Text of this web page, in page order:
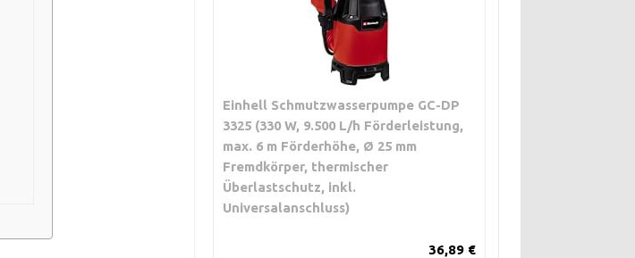
Einhell Schmutzwasserpumpe GC-DP
3325 (330 W, 9.500 L/h Förderleistung,
max. 6 m Förderhöhe, Ø 25 mm
Fremdkörper, thermischer
Überlastschutz, inkl.
Universalanschluss)
36,89 €